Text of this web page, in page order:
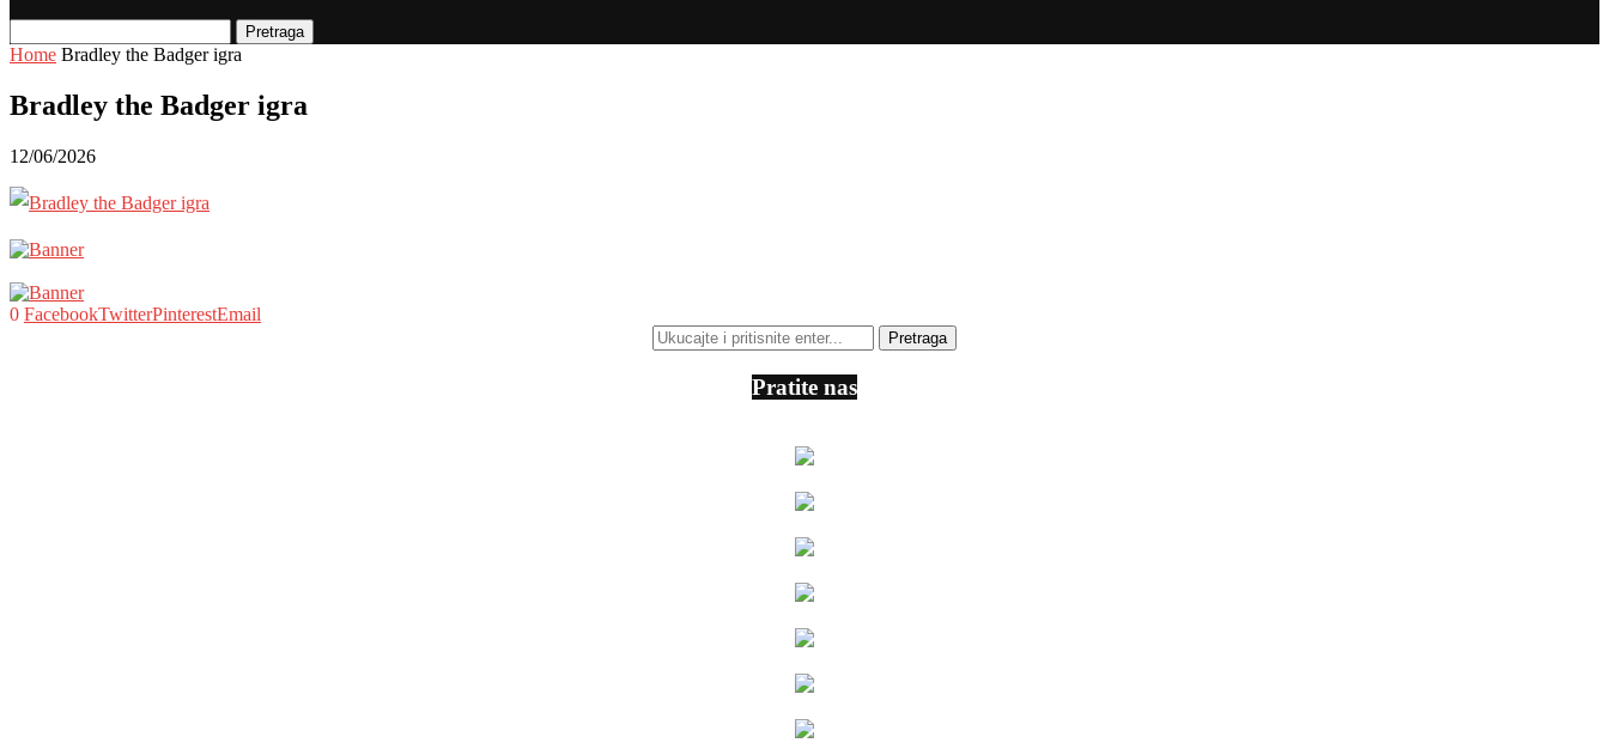
Pretraga
Home Bradley the Badger igra
Bradley the Badger igra
12/06/2026
0 FacebookTwitterPinterestEmail
Pratite nas